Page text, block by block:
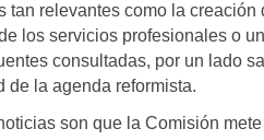
tan relevantes como la
los servicios profesionales o
consultadas, por un lado
de la agenda reformista.
son que la Comisión